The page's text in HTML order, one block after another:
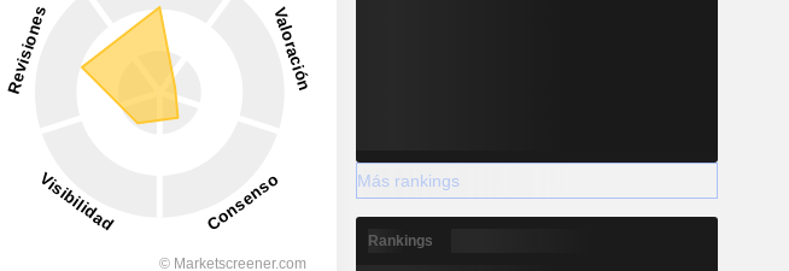
Más rankings
Rankings